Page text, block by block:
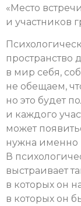
«Место
и участников
пространство
в мир себя,
не обещаем,
но это будет
и каждого
может
нужна именно
В
выстраивает
в которых он
в которых он